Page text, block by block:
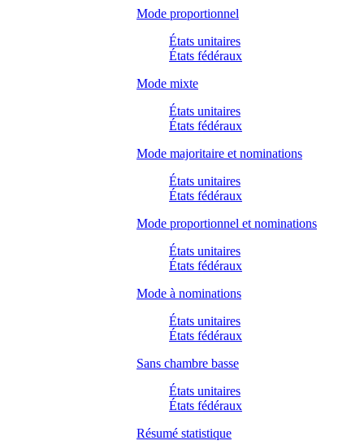
Mode proportionnel
États unitaires
États fédéraux
Mode mixte
États unitaires
États fédéraux
Mode majoritaire et nominations
États unitaires
États fédéraux
Mode proportionnel et nominations
États unitaires
États fédéraux
Mode à nominations
États unitaires
États fédéraux
Sans chambre basse
États unitaires
États fédéraux
Résumé statistique